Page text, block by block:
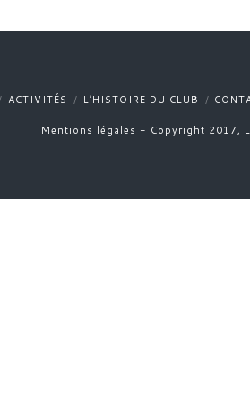
ACTIVITÉS L’HISTOIRE DU CLUB
Mentions légales - Copyright 2017,